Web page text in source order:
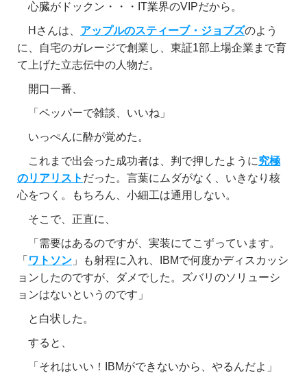
心臓がドックン・・・IT業界のVIPだから。
Hさんは、 アップルのスティーブ・ジョブズのよう
に、自宅のガレージで創業し、東証1部上場企業まで育
て上げた立志伝中の人物だ。
開口一番、
「ペッパーで雑談、いいね」
いっぺんに酔が覚めた。
これまで出会った成功者は、判で押したように究極
のリアリスト だった。言葉にムダがなく、いきなり核
心をつく。もちろん、小細工は通用しない。
そこで、正直に、
「需要はあるのですが、実装にてこずっています。
「 ワトソン」も射程に入れ、IBMで何度かディスカッシ
ョンしたのですが、ダメでした。ズバリのソリューシ
ョンはないというのです」
と白状した。
すると、
「それはいい！IBMができないから、やるんだよ」